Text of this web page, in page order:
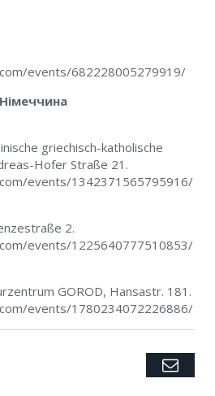
events/682228005279919/
Німеччина
griechisch-katholische
Hofer Straße 21.
events/1342371565795916/
2.
events/1225640777510853/
GOROD, Hansastr. 181.
events/1780234072226886/
Twitter
Facebook
Google+
Pinterest
LinkedIn
Tumblr